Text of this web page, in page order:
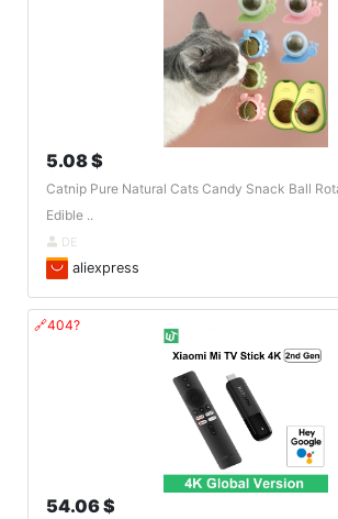
5.08 $
Catnip Pure Natural Cats Candy Snack Ball
Edible ..
DE
aliexpress
🔗404?
54.06 $